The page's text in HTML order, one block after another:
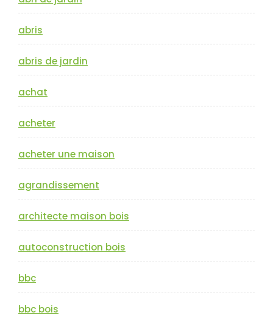
abris
abris de jardin
achat
acheter
acheter une maison
agrandissement
architecte maison bois
autoconstruction bois
bbc
bbc bois